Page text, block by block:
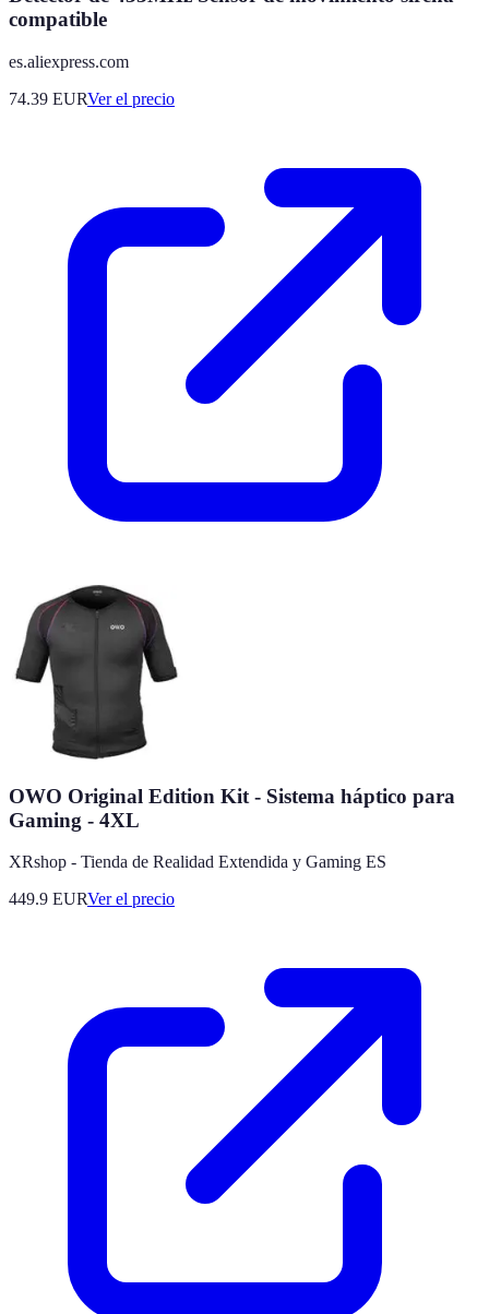
compatible
es.aliexpress.com
74.39 EURVer el precio
OWO Original Edition Kit - Sistema háptico para
Gaming - 4XL
XRshop - Tienda de Realidad Extendida y Gaming ES
449.9 EURVer el precio